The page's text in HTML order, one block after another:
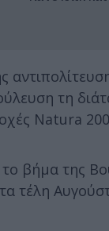
τη
Natura
βήμα της
τέλη